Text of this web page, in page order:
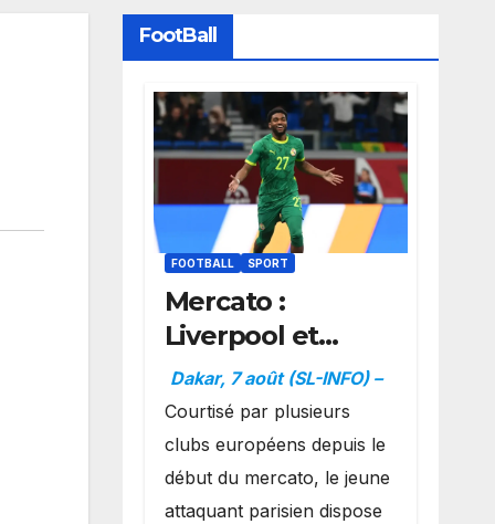
FootBall
FOOTBALL SPORT
Mercato :
Liverpool et
Dortmund se
positionnent en
favoris pour
recruter Ibrahim
Mbaye
Dakar, 7 août (SL-INFO) –
Courtisé par plusieurs
clubs européens depuis le
début du mercato, le jeune
attaquant parisien dispose